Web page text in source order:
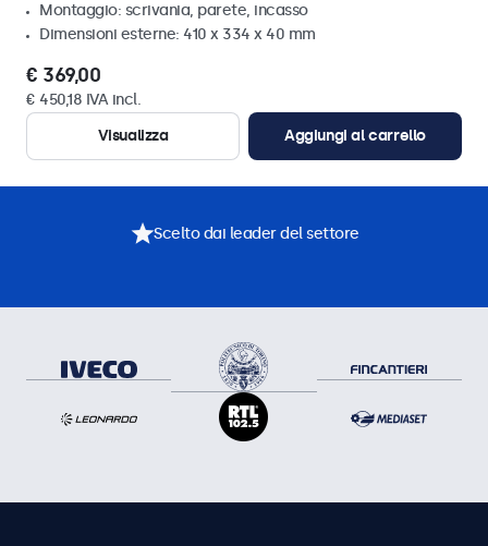
Montaggio: scrivania, parete, incasso
Dimensioni esterne: 410 x 334 x 40 mm
€ 369,00
€ 450,18 IVA incl.
Visualizza
Aggiungi al carrello
Scelto dai leader del settore